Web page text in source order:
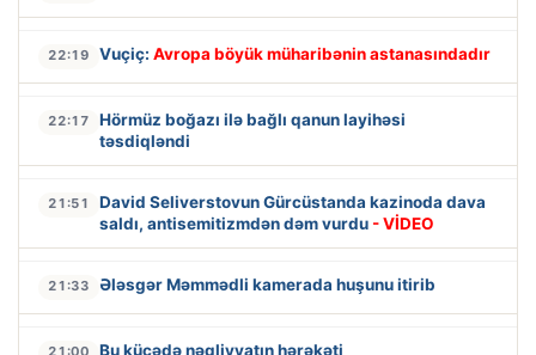
22:19 Vuçiç: Avropa böyük müharibənin astanasındadır
22:17
Hörmüz boğazı ilə bağlı qanun layihəsi
təsdiqləndi
21:51
David Seliverstovun Gürcüstanda kazinoda dava
saldı, antisemitizmdən dəm vurdu - VİDEO
21:33 Ələsgər Məmmədli kamerada huşunu itirib
Bu küçədə nəqliyyatın hərəkəti